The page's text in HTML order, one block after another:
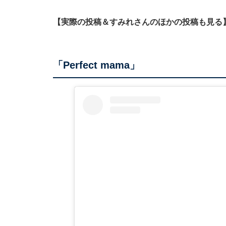
【実際の投稿＆すみれさんのほかの投稿も見る
「Perfect mama」